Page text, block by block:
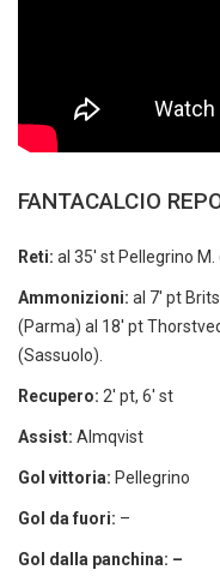
FANTACALCIO
Reti: al 35′ st Pellegrino M.
Ammonizioni: al 7′ pt
(Parma) al 18′ pt
(Sassuolo).
Recupero: 2′ pt, 6′ st
Assist: Almqvist
Gol vittoria: Pellegrino
Gol da fuori: –
Gol dalla panchina: –